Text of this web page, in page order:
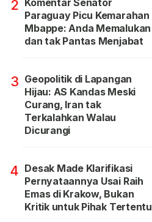
2 Komentar Senator
Paraguay Picu Kemarahan
Mbappe: Anda Memalukan
dan tak Pantas Menjabat
3 Geopolitik di Lapangan
Hijau: AS Kandas Meski
Curang, Iran tak
Terkalahkan Walau
Dicurangi
4 Desak Made Klarifikasi
Pernyataannya Usai Raih
Emas di Krakow, Bukan
Kritik untuk Pihak Tertentu